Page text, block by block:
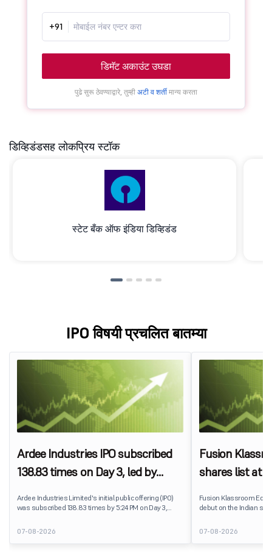
+91
डिमॅट अकाउंट उघडा
पुढे सुरू ठेवण्याद्वारे, तुम्ही अटी व शर्ती मान्य करता
डिव्हिडंडसह लोकप्रिय स्टॉक
स्टेट बँक ऑफ इंडिया डिव्हिडंड
IPO विषयी प्रचलित बातम्या
Ardee Industries IPO subscribed
138.83 times on Day 3, led by
Ardee Industries Limited's initial public offering (IPO)
was subscribed 138.83 times by 5:24 PM on Day 3,
7,80,88,05,383 shares against 5,62,46,366 shares
available for subscription.
07-08-2026
Fusion
shares list at
Fusion Klassroom
debut on the Indian
delivering a premium of
price of ₹159. The
investors, reflecting
07-08-2026